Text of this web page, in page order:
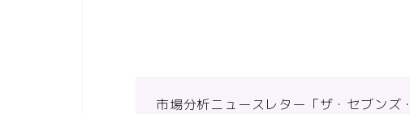
市場分析ニュースレター「ザ・セブンズ